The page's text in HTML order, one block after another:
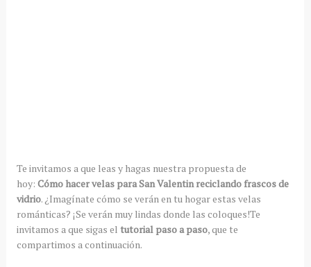
Te invitamos a que leas y hagas nuestra propuesta de
hoy: Cómo hacer velas para San Valentin reciclando frascos de
vidrio. ¿Imagínate cómo se verán en tu hogar estas velas
románticas? ¡Se verán muy lindas donde las coloques!Te
invitamos a que sigas el tutorial paso a paso, que te
compartimos a continuación.